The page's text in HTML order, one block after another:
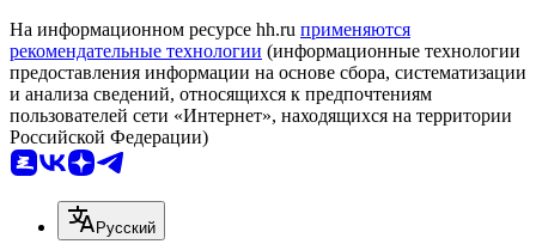
На информационном ресурсе hh.ru применяются
рекомендательные технологии (информационные технологии
предоставления информации на основе сбора, систематизации
и анализа сведений, относящихся к предпочтениям
пользователей сети «Интернет», находящихся на территории
Российской Федерации)
Русский